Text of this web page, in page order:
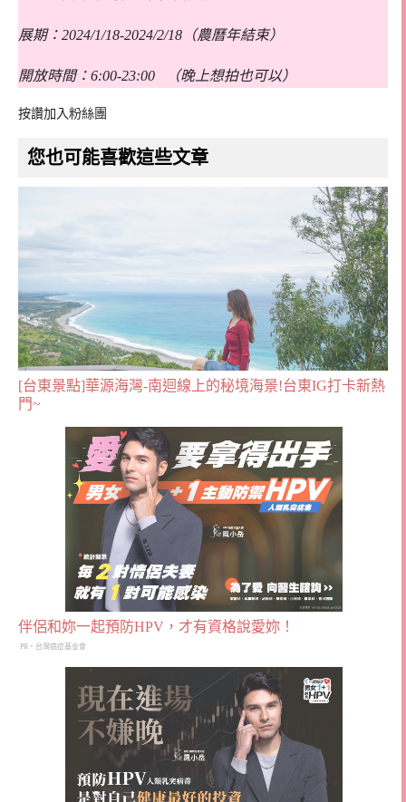
展期：2024/1/18-2024/2/18（農曆年結束）
開放時間：6:00-23:00 （晚上想拍也可以）
按讚加入粉絲團
您也可能喜歡這些文章
[台東景點]華源海灣-南迴線上的秘境海景!台東IG打卡新熱
門~
伴侶和妳一起預防HPV，才有資格說愛妳！
PR・台灣癌症基金會